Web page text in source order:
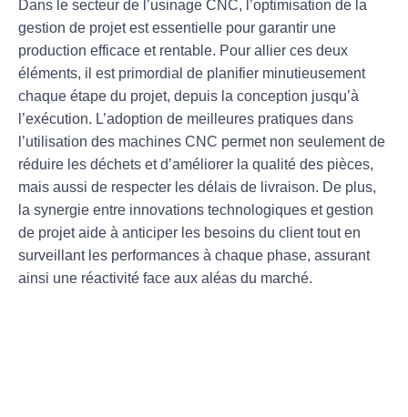
Dans le secteur de l’usinage CNC, l’optimisation de la
gestion de projetest essentielle pour garantir une
production efficace et rentable. Pour allier ces deux
éléments, il est primordial de planifier minutieusement
chaque étape du projet, depuis la conception jusqu’à
l’exécution. L’adoption de meilleures pratiques dans
l’utilisation des machines CNC permet non seulement de
réduire les déchets et d’améliorer la qualité des pièces,
mais aussi de respecter les délais de livraison. De plus,
la synergie entre innovations technologiques et gestion
de projet aide à anticiper les besoins du client tout en
surveillant les performances à chaque phase, assurant
ainsi une réactivité face aux aléas du marché.